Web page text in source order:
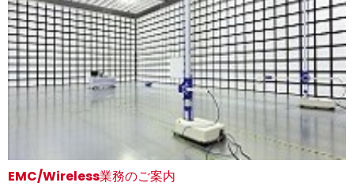
EMC/Wireless業務のご案内